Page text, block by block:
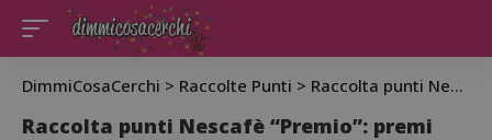
DimmiCosaCerchi > Raccolte Punti > Raccolta punti Nescafè “Premio”: premi esclusivi con le capsule Nescafé Dolce Gusto e Starbucks
Raccolta punti Nescafè “Premio”: premi